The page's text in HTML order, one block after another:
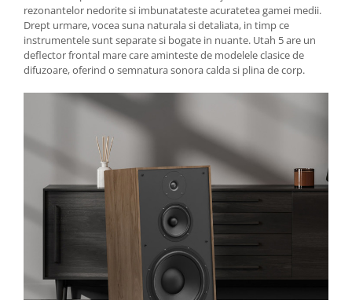
rezonantelor nedorite si imbunatateste acuratetea gamei medii.
Drept urmare, vocea suna naturala si detaliata, in timp ce
instrumentele sunt separate si bogate in nuante. Utah 5 are un
deflector frontal mare care aminteste de modelele clasice de
difuzoare, oferind o semnatura sonora calda si plina de corp.